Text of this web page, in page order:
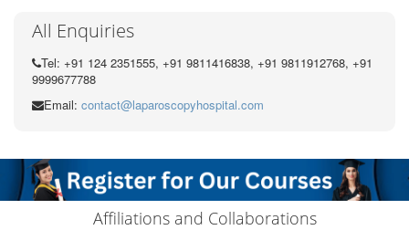
All Enquiries
Tel: +91 124 2351555, +91 9811416838, +91 9811912768, +91
9999677788
Email: contact@laparoscopyhospital.com
Affiliations and Collaborations